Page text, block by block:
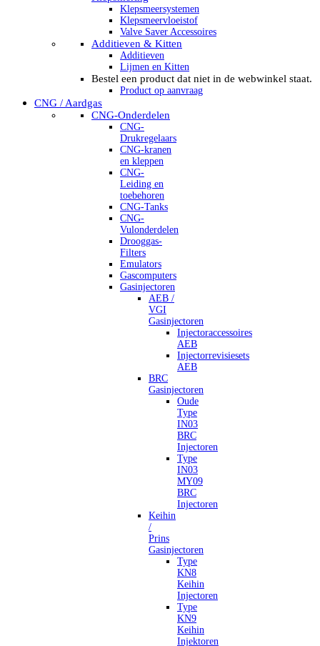
Klepsmeersystemen
Klepsmeervloeistof
Valve Saver Accessoires
Additieven & Kitten
Additieven
Lijmen en Kitten
Bestel een product dat niet in de webwinkel staat.
Product op aanvraag
CNG / Aardgas
CNG-Onderdelen
CNG-
Drukregelaars
CNG-kranen
en kleppen
CNG-
Leiding en
toebehoren
CNG-Tanks
CNG-
Vulonderdelen
Drooggas-
Filters
Emulators
Gascomputers
Gasinjectoren
AEB /
VGI
Gasinjectoren
Injectoraccessoires
AEB
Injectorrevisiesets
AEB
BRC
Gasinjectoren
Oude
Type
IN03
BRC
Injectoren
Type
IN03
MY09
BRC
Injectoren
Keihin
/
Prins
Gasinjectoren
Type
KN8
Keihin
Injectoren
Type
KN9
Keihin
Injektoren